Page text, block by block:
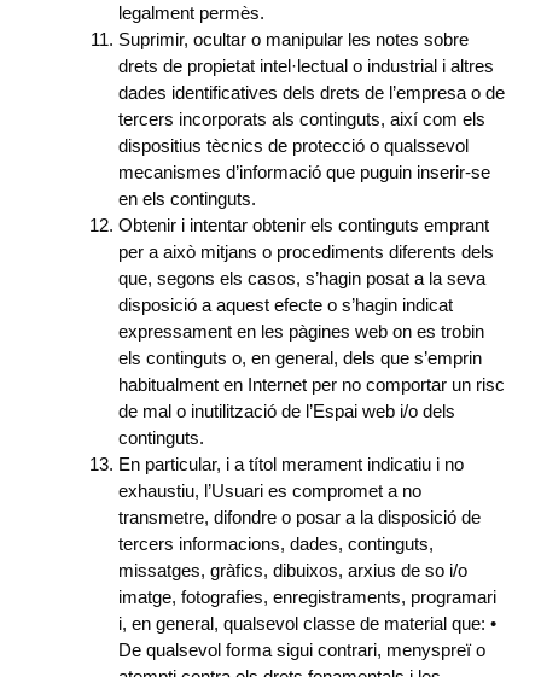
legalment permès.
Suprimir, ocultar o manipular les notes sobre
drets de propietat intel·lectual o industrial i altres
dades identificatives dels drets de l’empresa o de
tercers incorporats als continguts, així com els
dispositius tècnics de protecció o qualssevol
mecanismes d’informació que puguin inserir-se
en els continguts.
Obtenir i intentar obtenir els continguts emprant
per a això mitjans o procediments diferents dels
que, segons els casos, s’hagin posat a la seva
disposició a aquest efecte o s’hagin indicat
expressament en les pàgines web on es trobin
els continguts o, en general, dels que s’emprin
habitualment en Internet per no comportar un risc
de mal o inutilització de l’Espai web i/o dels
continguts.
En particular, i a títol merament indicatiu i no
exhaustiu, l’Usuari es compromet a no
transmetre, difondre o posar a la disposició de
tercers informacions, dades, continguts,
missatges, gràfics, dibuixos, arxius de so i/o
imatge, fotografies, enregistraments, programari
i, en general, qualsevol classe de material que: •
De qualsevol forma sigui contrari, menyspreï o